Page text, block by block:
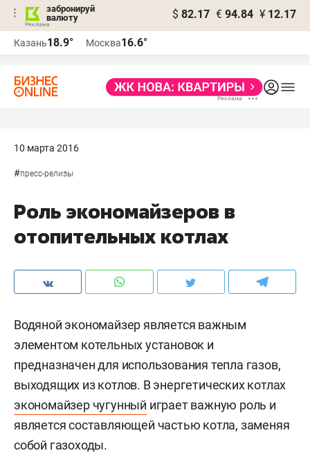
забронируй
валюту
$ 82.17 € 94.84 ¥ 12.17
Казань18.9° Москва16.6°
10 марта 2016
#пресс-релизы
Роль экономайзеров в
отопительных котлах
Водяной экономайзер является важным
элементом котельных установок и
предназначен для использования тепла газов,
выходящих из котлов. В энергетических котлах
экономайзер чугунный играет важную роль и
является составляющей частью котла, заменяя
собой газоходы.